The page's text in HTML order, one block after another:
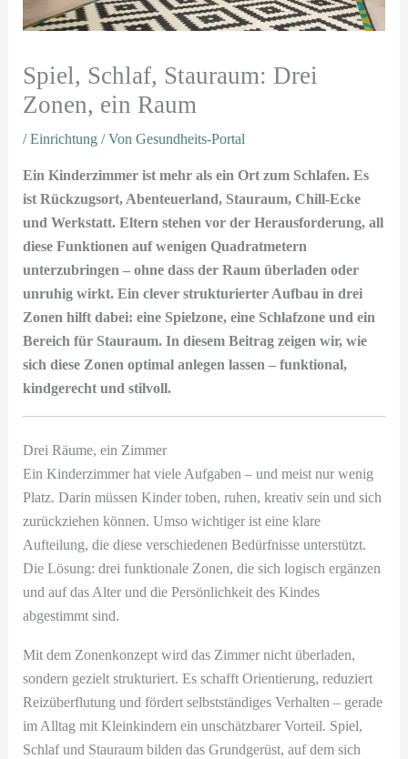
Spiel, Schlaf, Stauraum: Drei
Zonen, ein Raum
/Einrichtung / VonGesundheits-Portal
Ein Kinderzimmer ist mehr als ein Ort zum Schlafen. Es
ist Rückzugsort, Abenteuerland, Stauraum, Chill-Ecke
und Werkstatt. Eltern stehen vor der Herausforderung, all
diese Funktionen auf wenigen Quadratmetern
unterzubringen – ohne dass der Raum überladen oder
unruhig wirkt. Ein clever strukturierter Aufbau in drei
Zonen hilft dabei: eine Spielzone, eine Schlafzone und ein
Bereich für Stauraum. In diesem Beitrag zeigen wir, wie
sich diese Zonen optimal anlegen lassen – funktional,
kindgerecht und stilvoll.
Drei Räume, ein Zimmer
Ein Kinderzimmer hat viele Aufgaben – und meist nur wenig
Platz. Darin müssen Kinder toben, ruhen, kreativ sein und sich
zurückziehen können. Umso wichtiger ist eine klare
Aufteilung, die diese verschiedenen Bedürfnisse unterstützt.
Die Lösung: drei funktionale Zonen, die sich logisch ergänzen
und auf das Alter und die Persönlichkeit des Kindes
abgestimmt sind.
Mit dem Zonenkonzept wird das Zimmer nicht überladen,
sondern gezielt strukturiert. Es schafft Orientierung, reduziert
Reizüberflutung und fördert selbstständiges Verhalten – gerade
im Alltag mit Kleinkindern ein unschätzbarer Vorteil. Spiel,
Schlaf und Stauraum bilden das Grundgerüst, auf dem sich